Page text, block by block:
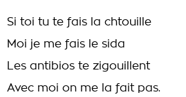
Si toi tu te fais la chtouille
Moi je me fais le sida
Les antibios te zigouillent
Avec moi on me la fait pas.